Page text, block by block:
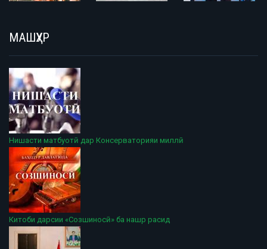
МАШҲУР
Нишасти матбуотӣ дар Консерваторияи миллӣ
Китоби дарсии «Созшиносӣ» ба нашр расид